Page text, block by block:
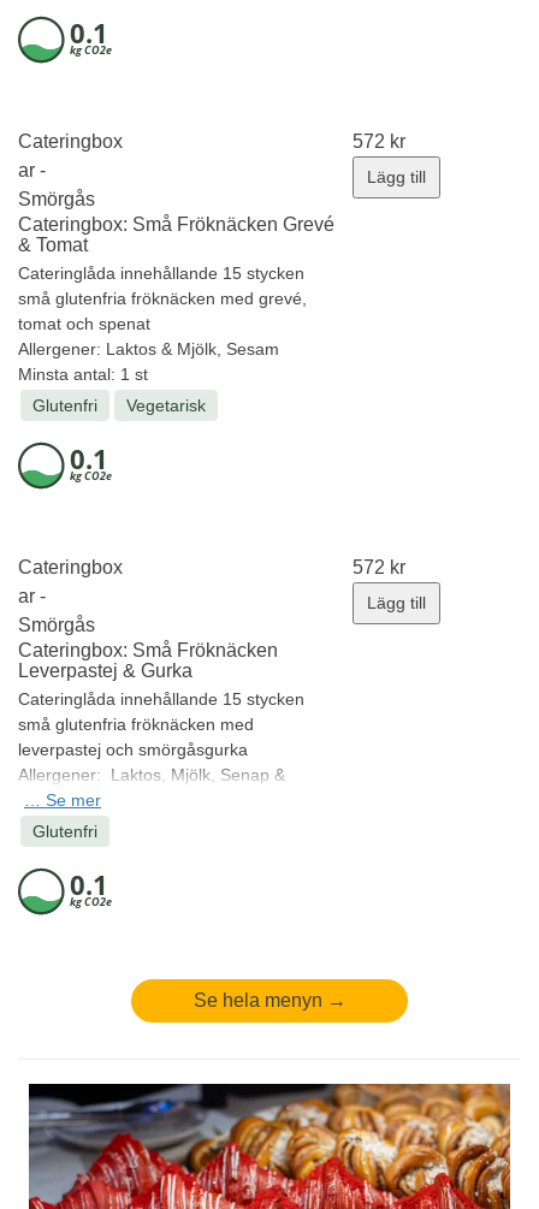
Cateringbox
ar -
Smörgås
Cateringbox: Små Fröknäcken Grevé
& Tomat
Cateringlåda innehållande 15 stycken
små glutenfria fröknäcken med grevé,
tomat och spenat
Allergener: Laktos & Mjölk, Sesam
Minsta antal: 1 st
Glutenfri
Vegetarisk
572 kr
Lägg till
Cateringbox
ar -
Smörgås
Cateringbox: Små Fröknäcken
Leverpastej & Gurka
Cateringlåda innehållande 15 stycken
små glutenfria fröknäcken med
leverpastej och smörgåsgurka
Allergener:
Laktos, Mjölk, Senap &
Sesam
Minsta antal: 1 st
Se mer
Glutenfri
572 kr
Lägg till
Se hela menyn →